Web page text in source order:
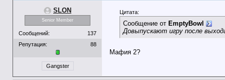
SLON
Senior Member
Сообщений:
137
Репутация:
88
Gangster
Цитата:
Сообщение от EmptyBowl
Довыпускают игру после
Мафия 2?